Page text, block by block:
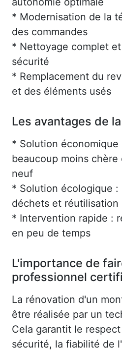
* Modernisation de la
des commandes
* Nettoyage complet
sécurité
* Remplacement du
et des éléments usés
Les avantages de
* Solution économique
beaucoup moins chère
neuf
* Solution écologique :
déchets et réutilisation
* Intervention rapide :
en peu de temps
L'importance de
professionnel
La rénovation d'un
être réalisée par un
Cela garantit le
sécurité, la fiabilité de